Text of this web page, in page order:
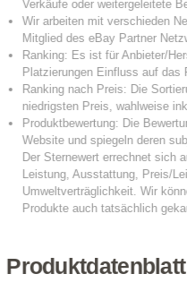
Produktdatenblatt